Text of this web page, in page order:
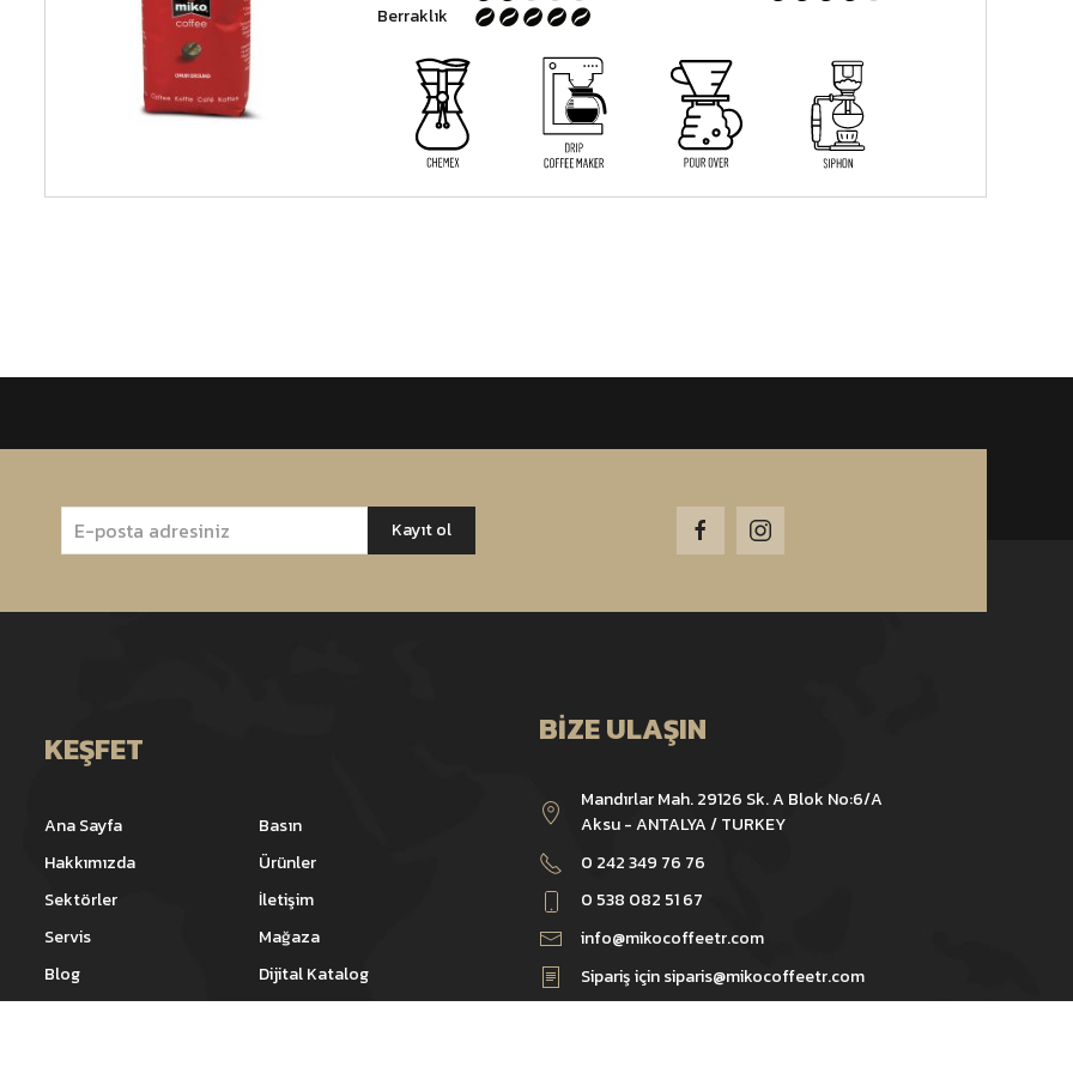
Berraklık
KEŞFET
Ana Sayfa
Hakkımızda
Sektörler
Servis
Blog
Basın
Ürünler
İletişim
Mağaza
Dijital Katalog
BIZE ULAŞIN
Mandırlar Mah. 29126 Sk. A Blok No:6/A
Aksu - ANTALYA / TURKEY
0 242 349 76 76
0 538 082 51 67
info@mikocoffeetr.com
Sipariş içinsiparis@mikocoffeetr.com